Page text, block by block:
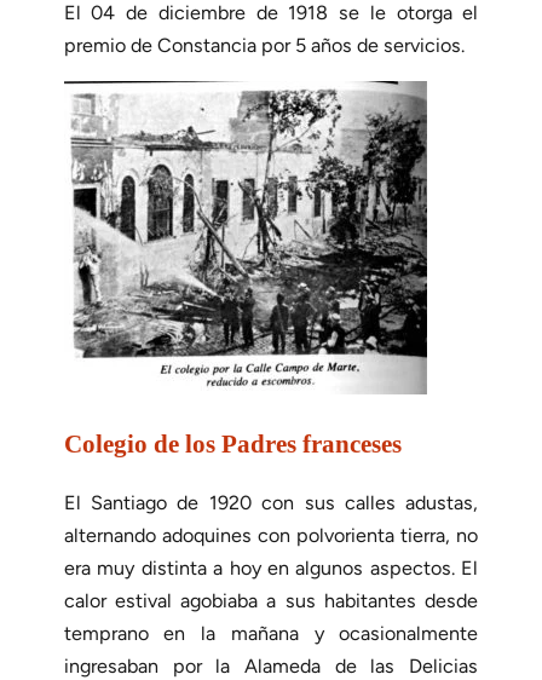
El 04 de diciembre de 1918 se le otorga el
premio de Constancia por 5 años de servicios.
Colegio de los Padres franceses
El Santiago de 1920 con sus calles adustas,
alternando adoquines con polvorienta tierra, no
era muy distinta a hoy en algunos aspectos. El
calor estival agobiaba a sus habitantes desde
temprano en la mañana y ocasionalmente
ingresaban por la Alameda de las Delicias